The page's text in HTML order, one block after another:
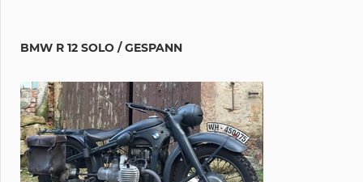
BMW R 12 SOLO / GESPANN